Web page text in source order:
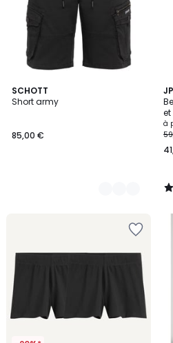
SCHOTT
Short army
85,00 €
2
Couleurs
et
à
7
/